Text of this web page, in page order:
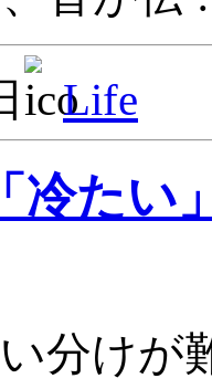
Life
冷たい
分け